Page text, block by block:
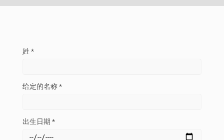
姓 *
给定的名称 *
出生日期 *